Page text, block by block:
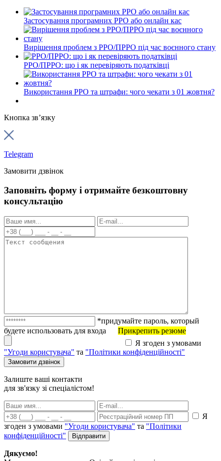
Застосування програмних РРО або онлайн кас
Вирішення проблем з РРО/ПРРО під час воєнного стану
РРО/ПРРО: що і як перевіряють податківці
Використання РРО та штрафи: чого чекати з 01 жовтня?
Кнопка зв’язку
Telegram
Замовити дзвінок
Заповніть форму і отримайте безкоштовну
консультацію
*придумайте пароль, который
будете использовать для входа
Прикрепить резюме
Я згоден з умовами
"Угоди користувача" та "Політики конфіденційності"
Залиште ваші контакти
для зв'язку зі спеціалістом!
Я
згоден з умовами "Угоди користувача" та "Політики
конфіденційності"
Дякуємо!